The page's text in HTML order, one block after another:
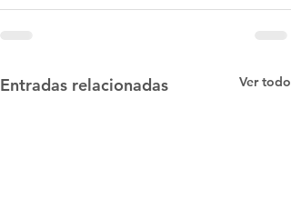
Entradas relacionadas Ver todo